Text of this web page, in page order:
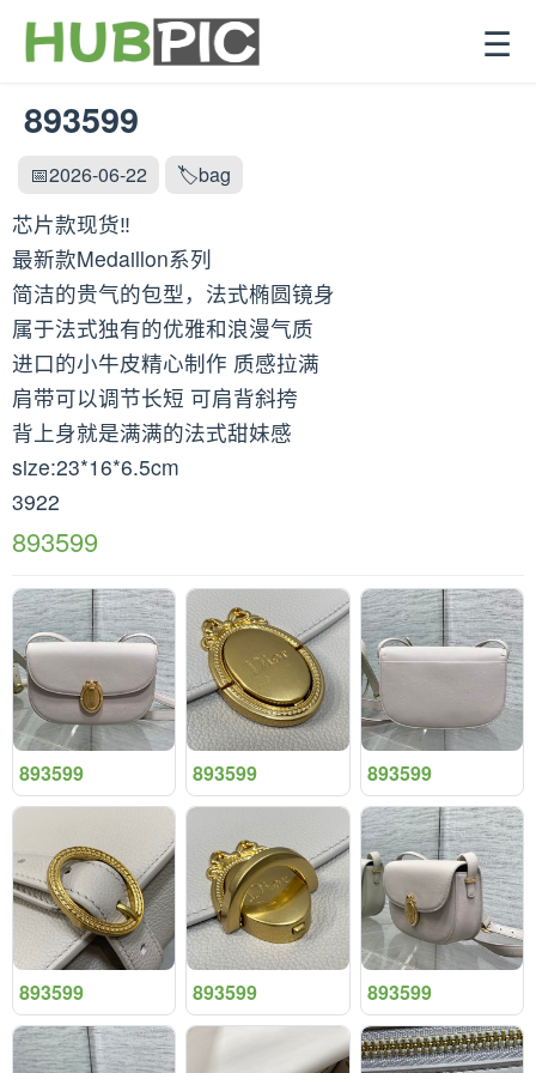
☰
893599
📅2026-06-22 🏷️bag
芯片款现货‼️
最新款Medaillon系列
简洁的贵气的包型，法式椭圆镜身
属于法式独有的优雅和浪漫气质
进口的小牛皮精心制作 质感拉满
肩带可以调节长短 可肩背斜挎
背上身就是满满的法式甜妹感
size:23*16*6.5cm
3922
893599
893599 893599 893599
893599 893599 893599